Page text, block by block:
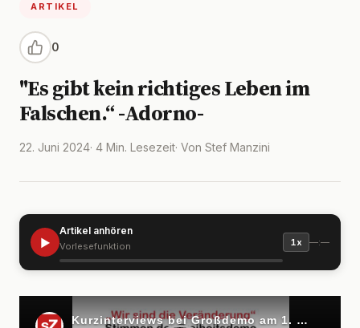
ARTIKEL
0
"Es gibt kein richtiges Leben im
Falschen.“ -Adorno-
22. Juni 2024· 4 Min. Lesezeit· Von Stef Manzini
▶
Artikel anhören
Vorlesefunktion 1x —:—